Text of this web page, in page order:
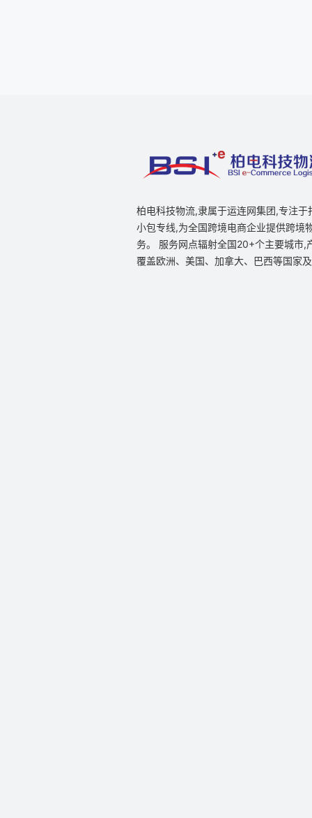
柏电科技物流,隶属于运连网集团,专注于
小包专线,为全国跨境电商企业提供跨境
务。 服务网点辐射全国20+个主要城市,
覆盖欧洲、美国、加拿大、巴西等国家